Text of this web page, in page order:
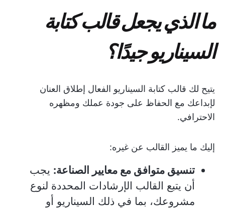
ما الذي يجعل قالب كتابة
السيناريو جيدًا؟
يتيح لك قالب كتابة السيناريو الفعال إطلاق العنان
لإبداعك مع الحفاظ على جودة عملك ومظهره
الاحترافي.
إليك ما يميز القالب عن غيره:
تنسيق متوافق مع معايير الصناعة: يجب
أن يتبع القالب الإرشادات المحددة لنوع
مشروعك، بما في ذلك السيناريو أو